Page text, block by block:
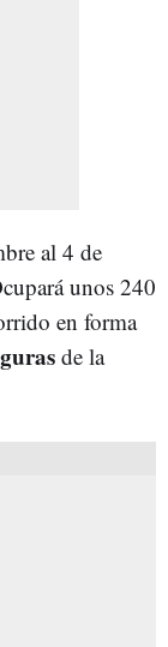
al 4 de
unos 240
en forma
de la